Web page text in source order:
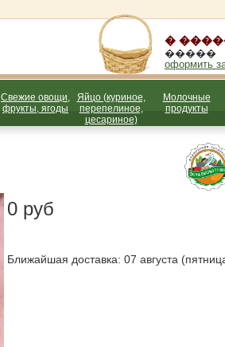
�
�����
оформить
Свежие овощи,
фрукты, ягоды
Яйцо (куриное,
перепелиное,
цесариное)
Молочные
продукты
0 руб
Ближайшая доставка: 07 августа